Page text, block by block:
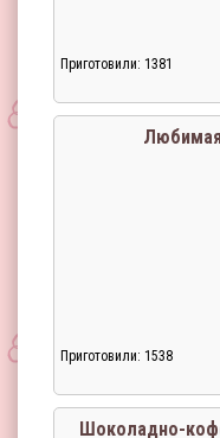
Приготовили: 1381
Приготовили: 1538
Шоколадно-